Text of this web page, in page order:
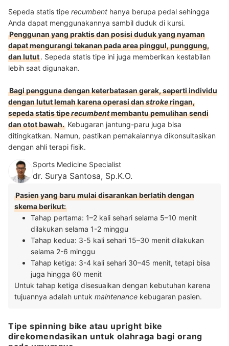
Sepeda statis tipe recumbent hanya berupa pedal sehingga
Anda dapat menggunakannya sambil duduk di kursi.
Penggunan yang praktis dan posisi duduk yang nyaman
dapat mengurangi tekanan pada area pinggul, punggung,
dan lutut. Sepeda statis tipe ini juga memberikan kestabilan
lebih saat digunakan.
Bagi pengguna dengan keterbatasan gerak, seperti individu
dengan lutut lemah karena operasi danstrokeringan,
sepeda statis tiperecumbentmembantu pemulihan sendi
dan otot bawah. Kebugaran jantung-paru juga bisa
ditingkatkan. Namun, pastikan pemakaiannya dikonsultasikan
dengan ahli terapi fisik.
Sports Medicine Specialist
dr. Surya Santosa, Sp.K.O.
Pasien yang baru mulai disarankan berlatih dengan
skema berikut:
Tahap pertama: 1–2 kali sehari selama 5–10 menit
dilakukan selama 1-2 minggu
Tahap kedua: 3-5 kali sehari 15–30 menit dilakukan
selama 2-6 minggu
Tahap ketiga: 3-4 kali sehari 30–45 menit, tetapi bisa
juga hingga 60 menit
Untuk tahap ketiga disesuaikan dengan kebutuhan karena
tujuannya adalah untuk maintenance kebugaran pasien.
Tipe spinning bike atau upright bike
direkomendasikan untuk olahraga bagi orang